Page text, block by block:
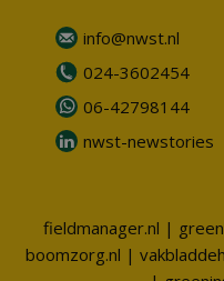
info@nwst.nl
024-3602454
06-42798144
nwst-newstories
fieldmanager.nl |
boomzorg.nl |